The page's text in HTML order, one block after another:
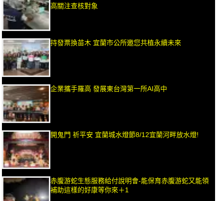
高關注查核對象
持發票換苗木 宜蘭市公所邀您共植永續未來
企業攜手羅高 發展東台灣第一所AI高中
開鬼門 祈平安 宜蘭城水燈節8/12宜蘭河畔放水燈!
赤腹游蛇生態服務給付說明會-能保育赤腹游蛇又能領
補助這樣的好康等你來＋1